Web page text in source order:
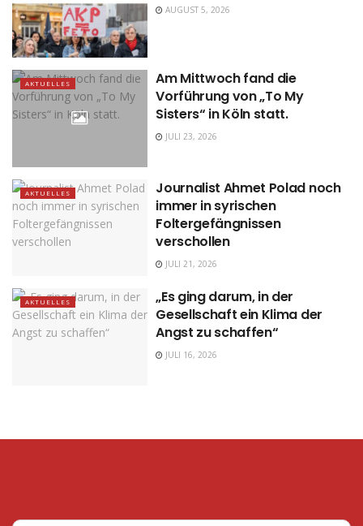
AUGUST 5, 2026
AKTUELLES
Am Mittwoch fand die
Vorführung von „To My
Sisters“ in Köln statt.
JULI 23, 2026
AKTUELLES
Journalist Ahmet Polad noch
immer in syrischen
Foltergefängnissen
verschollen
JULI 21, 2026
AKTUELLES
„Es ging darum, in der
Gesellschaft ein Klima der
Angst zu schaffen“
JULI 16, 2026